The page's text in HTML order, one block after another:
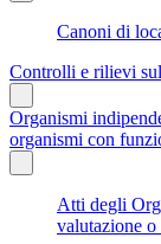
Canoni di
Controlli e rilievi
Organismi
organismi con
Atti degli
valutazione